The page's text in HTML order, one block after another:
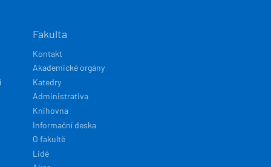
Fakulta
Kontakt
Akademické orgány
Katedry
Administrativa
Knihovna
Informační deska
O fakultě
Lidé